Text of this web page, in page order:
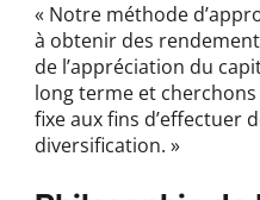
« Notre méthode
à obtenir des
de l’appréciation du
long terme et
fixe aux fins d’effectuer
diversification. »